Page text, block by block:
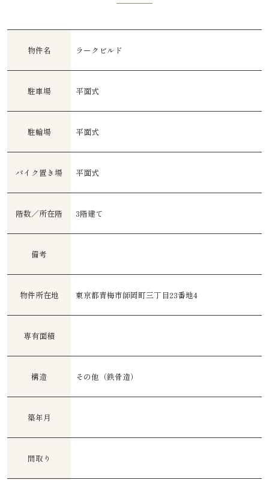
物件名 ラークビルド
駐車場 平面式
駐輪場 平面式
バイク置き場 平面式
階数／所在階 3階建て
備考
物件所在地 東京都青梅市師岡町三丁目23番地4
専有面積
構造 その他（鉄骨造）
築年月
間取り